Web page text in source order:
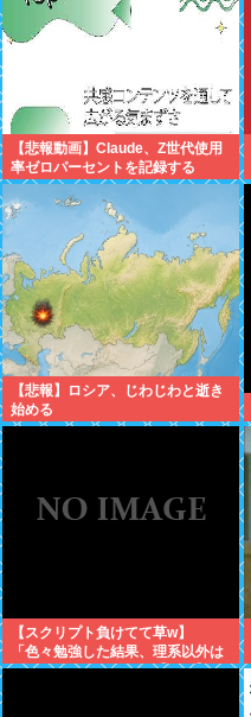
【悲報動画】Claude、Z世代使用
率ゼロパーセントを記録する
【悲報】ロシア、じわじわと逝き
始める
【スクリプト負けてて草w】
「色々勉強した結果、理系以外は
エラー品だと気付いた【ガチ】」